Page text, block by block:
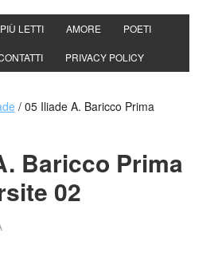
PIÙ LETTI AMORE POETI
PRIVACY POLICY
/05 Iliade A. Baricco Prima
Baricco Prima
02